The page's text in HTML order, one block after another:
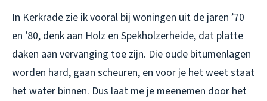
In Kerkrade zie ik vooral bij woningen uit de jaren ’70
en ’80, denk aan Holz en Spekholzerheide, dat platte
daken aan vervanging toe zijn. Die oude bitumenlagen
worden hard, gaan scheuren, en voor je het weet staat
het water binnen. Dus laat me je meenemen door het